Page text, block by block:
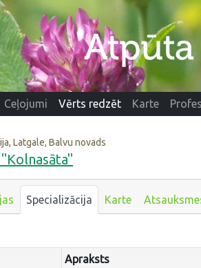
Ceļojumi Vērts redzēt Karte
Latgale, Balvu novads
Specializācija Karte
Apraksts